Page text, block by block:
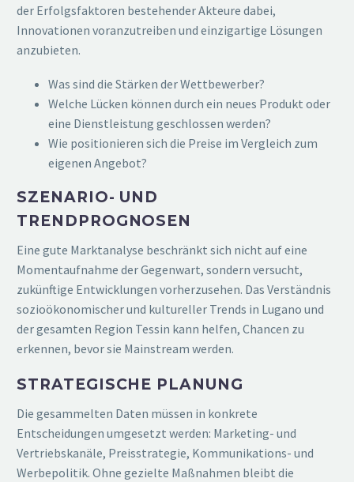
der Erfolgsfaktoren bestehender Akteure dabei,
Innovationen voranzutreiben und einzigartige Lösungen
anzubieten.
Was sind die Stärken der Wettbewerber?
Welche Lücken können durch ein neues Produkt oder
eine Dienstleistung geschlossen werden?
Wie positionieren sich die Preise im Vergleich zum
eigenen Angebot?
SZENARIO- UND
TRENDPROGNOSEN
Eine gute Marktanalyse beschränkt sich nicht auf eine
Momentaufnahme der Gegenwart, sondern versucht,
zukünftige Entwicklungen vorherzusehen. Das Verständnis
sozioökonomischer und kultureller Trends in Lugano und
der gesamten Region Tessin kann helfen, Chancen zu
erkennen, bevor sie Mainstream werden.
STRATEGISCHE PLANUNG
Die gesammelten Daten müssen in konkrete
Entscheidungen umgesetzt werden: Marketing- und
Vertriebskanäle, Preisstrategie, Kommunikations- und
Werbepolitik. Ohne gezielte Maßnahmen bleibt die